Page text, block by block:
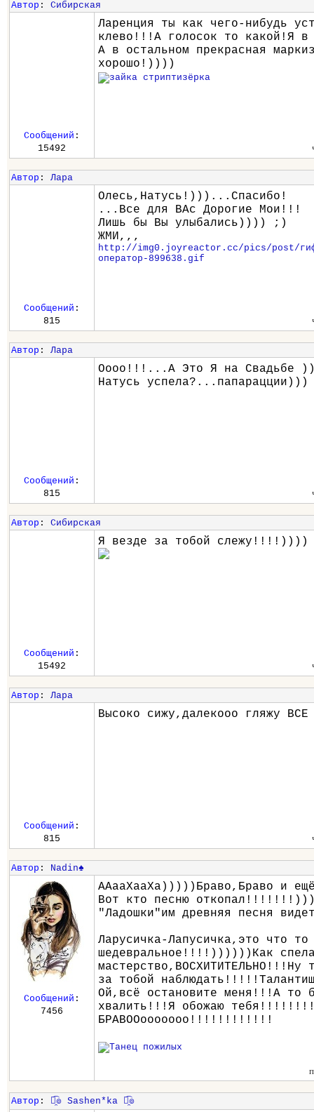
Автор : Сибирская
Ларенция ты как чего-нибудь
клево!!!А голосок то какой!Я в
А в остальном прекрасная
хорошо!))))
Сообщений :
15492
Автор : Лара
Олесь,Натусь!)))...Спасибо!
...Все для ВАс Дорогие Мои!!!
Лишь бы Вы улыбались)))) ;)
ЖМИ,,,
http://img0.joyreactor.cc/pics/post/
оператор-899638.gif
Сообщений :
815
Автор : Лара
Оооо!!!...А Это Я на Свадьбе
Натусь успела?...папарацции)))
Сообщений :
815
Автор : Сибирская
Я везде за тобой слежу!!!!))))
Сообщений :
15492
Автор : Лара
Высоко сижу,далекооо гляжу
Сообщений :
815
Автор : Nadin♠
ААааХааХа)))))Браво,Браво и
Вот кто песню
"Ладошки"им древняя песня
Ларусичка-Лапусичка,это что то
шедевральное!!!!))))))Как
мастерство,ВОСХИТИТЕЛЬНО!!!Ну
за тобой
Ой,всё остановите меня!!!А то
хвалить!!!Я обожаю
БРАВООооооооо!!!!!!!!!!!!
Сообщений :
7456
Автор : ๏̯͡๏ Sashen*ka ๏̯͡๏